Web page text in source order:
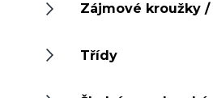
Zájmové kroužky
Třídy